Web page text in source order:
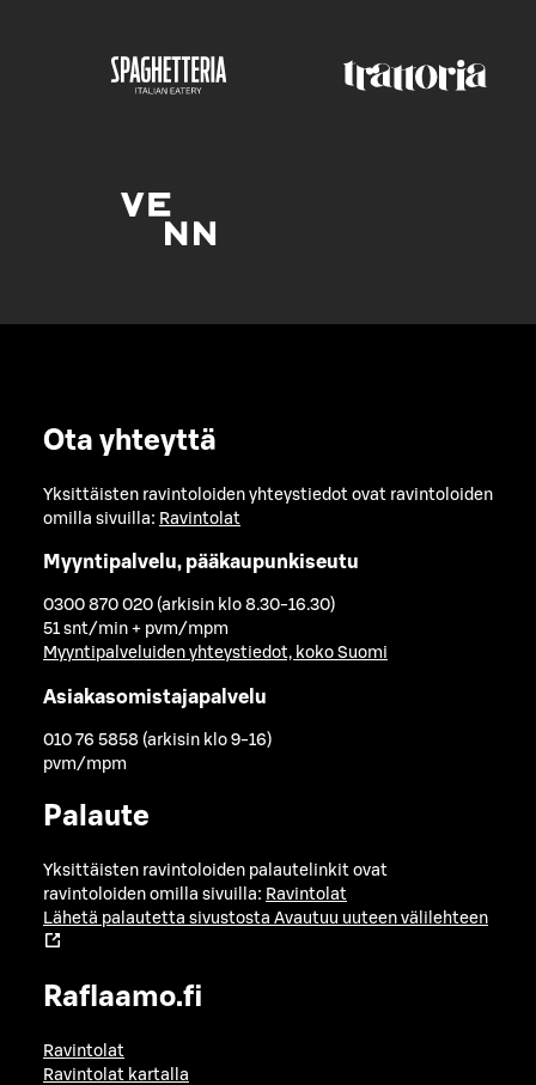
Ota yhteyttä
Yksittäisten ravintoloiden yhteystiedot ovat ravintoloiden
omilla sivuilla: Ravintolat
Myyntipalvelu, pääkaupunkiseutu
0300 870 020 (arkisin klo 8.30-16.30)
51 snt/min + pvm/mpm
Myyntipalveluiden yhteystiedot, koko Suomi
Asiakasomistajapalvelu
010 76 5858 (arkisin klo 9-16)
pvm/mpm
Palaute
Yksittäisten ravintoloiden palautelinkit ovat
ravintoloiden omilla sivuilla: Ravintolat
Lähetä palautetta sivustosta Avautuu uuteen välilehteen
Raflaamo.fi
Ravintolat
Ravintolat kartalla